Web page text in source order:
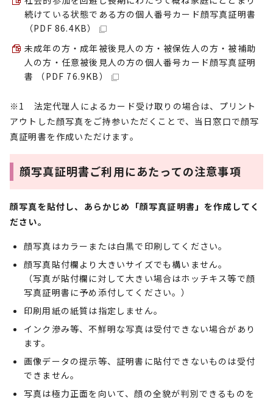
続けている状態である方の個人番号カード顔写真証明書
（PDF 86.4KB）
未成年の方・成年被後見人の方・被保佐人の方・被補助
人の方・任意被後見人の方の個人番号カード顔写真証明
書 （PDF 76.9KB）
※1 法定代理人によるカード受け取りの場合は、プリント
アウトした顔写真をご持参いただくことで、当日窓口で顔写
真証明書を作成いただけます。
顔写真証明書ご利用にあたっての注意事項
顔写真を貼付し、あらかじめ「顔写真証明書」を作成してく
ださい。
顔写真はカラーまたは白黒で印刷してください。
顔写真貼付欄より大きいサイズでも構いません。
（写真が貼付欄に対して大きい場合はホッチキス等で顔
写真証明書に予め添付してください。）
印刷用紙の紙質は指定しません。
インク滲み等、不鮮明な写真は受付できない場合があり
ます。
画像データの提示等、証明書に貼付できないものは受付
できません。
写真は極力正面を向いて、顔の全貌が判別できるものを